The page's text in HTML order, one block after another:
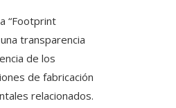
“Footprint
transparencia
de los
de fabricación
relacionados.